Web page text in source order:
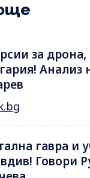
за дрона,
Анализ
гавра и
Говори